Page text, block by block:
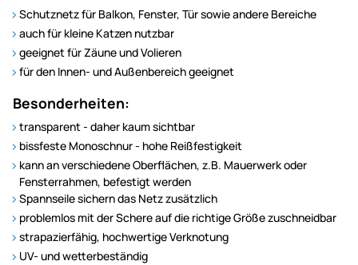
Schutznetz für Balkon, Fenster, Tür sowie andere Bereiche
auch für kleine Katzen nutzbar
geeignet für Zäune und Volieren
für den Innen- und Außenbereich geeignet
Besonderheiten:
transparent - daher kaum sichtbar
bissfeste Monoschnur - hohe Reißfestigkeit
kann an verschiedene Oberflächen, z.B. Mauerwerk oder
Fensterrahmen, befestigt werden
Spannseile sichern das Netz zusätzlich
problemlos mit der Schere auf die richtige Größe zuschneidbar
strapazierfähig, hochwertige Verknotung
UV- und wetterbeständig